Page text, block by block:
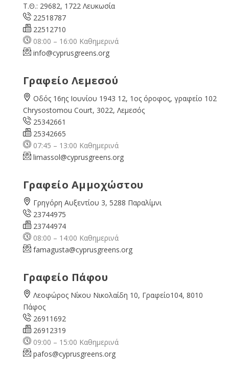
Τ.Θ.: 29682, 1722 Λευκωσία
22518787
22512710
08:00 – 16:00 Καθημερινά
info@cyprusgreens.org
Γραφείο Λεμεσού
Οδός 16ης Ιουνίου 1943 12, 1ος όροφος, γραφείο 102
Chrysostomou Court, 3022, Λεμεσός
25342661
25342665
07:45 – 13:00 Καθημερινά
limassol@cyprusgreens.org
Γραφείο Αμμοχώστου
Γρηγόρη Αυξεντίου 3, 5288 Παραλίμνι
23744975
23744974
08:00 – 14:00 Καθημερινά
famagusta@cyprusgreens.org
Γραφείο Πάφου
Λεοφώρος Νίκου Νικολαίδη 10, Γραφείο104, 8010
Πάφος
26911692
26912319
09:00 – 15:00 Καθημερινά
pafos@cyprusgreens.org